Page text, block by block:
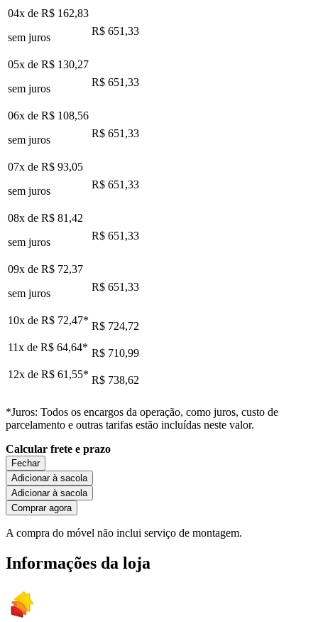
04x de R$ 162,83
sem juros
R$ 651,33
05x de R$ 130,27
sem juros
R$ 651,33
06x de R$ 108,56
sem juros
R$ 651,33
07x de R$ 93,05
sem juros
R$ 651,33
08x de R$ 81,42
sem juros
R$ 651,33
09x de R$ 72,37
sem juros
R$ 651,33
10x de R$ 72,47* R$ 724,72
11x de R$ 64,64* R$ 710,99
12x de R$ 61,55* R$ 738,62
*Juros: Todos os encargos da operação, como juros, custo de
parcelamento e outras tarifas estão incluídas neste valor.
Calcular frete e prazo
Fechar
Adicionar à sacola
Adicionar à sacola
Comprar agora
A compra do móvel não inclui serviço de montagem.
Informações da loja